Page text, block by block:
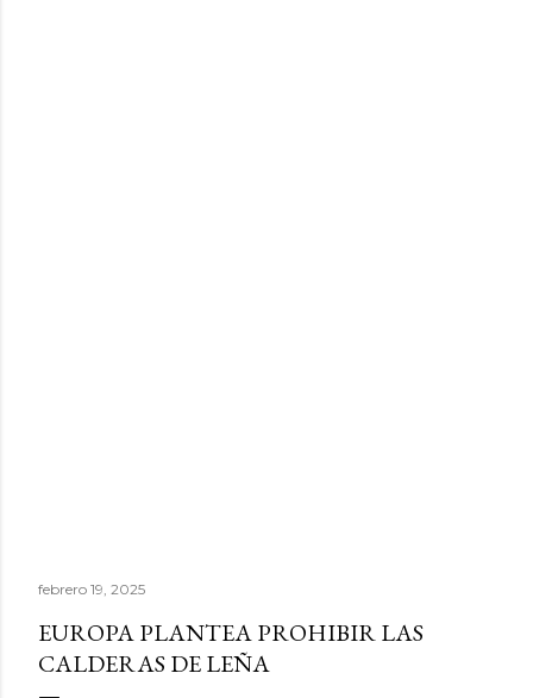
febrero 19, 2025
EUROPA PLANTEA PROHIBIR LAS
CALDERAS DE LEÑA